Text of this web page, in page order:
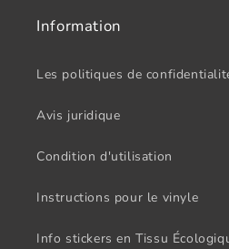
Information
Les politiques de
Avis juridique
Condition d'utilisation
Instructions pour le vinyle
Info stickers en Tissu